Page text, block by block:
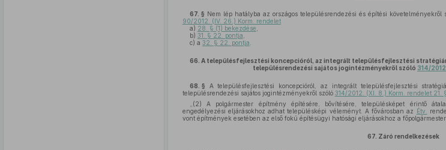
67. § Nem lép hatályba az országos településrendezési és építési követelményekről
90/2012. (IV. 26.) Korm. rendelet
a) 28. § (1) bekezdése
b) 31. § 22. pontja
c) a 32. § 22. pontja
66. A településfejlesztési koncepcióról, az integrált településfejlesztési
településrendezési sajátos jogintézményekről szóló 314/
68. § A településfejlesztési koncepcióról, az integrált településfejlesztési
településrendezési sajátos jogintézményekről szóló 314/2012. (XI. 8.) Korm. rendelet 21.
„(2) A polgármester építmény építésére, bővítésére, településképet érintő
engedélyezési eljárásokhoz adhat településképi véleményt. A fővárosban az Étv.
vont építmények esetében az első fokú építésügyi hatósági eljárásokhoz a
67. Záró rendelkezések